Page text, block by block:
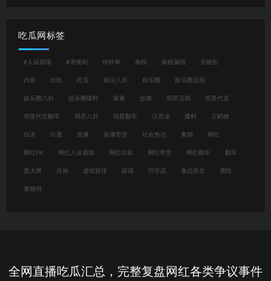
吃瓜网标签
#人设崩塌 #潜规则 何秋亊 偷税 偷税漏税 关晓彤
内娱 出轨 吃瓜 娱乐八卦 娱乐圈 娱乐圈丑闻
娱乐圈八卦 娱乐圈爆料 家暴 抄袭 明星丑闻 明星代言
明星代言翻车 明星八卦 明星翻车 汪苏泷 爆料 王鹤棣
白冰 白鹿 直播 直播带货 社会热点 离婚 网红
网红PK 网红人设崩塌 网红出轨 网红带货 网红翻车 翻车
耍大牌 肖旭 虚假宣传 辟谣 闫学晶 食品安全 鹿晗
黄晓明
全网直播吃瓜汇总，完整复盘网红各类争议事件